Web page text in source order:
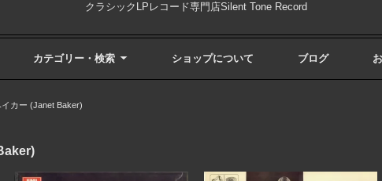
クラシックLPレコード専門店Silent Tone Record
カテゴリー・検索 ショップについて ブログ
カー (Janet Baker)